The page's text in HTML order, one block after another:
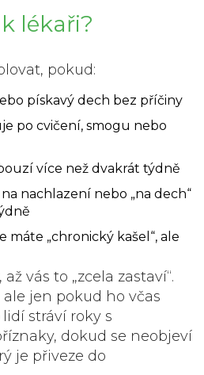
lékaři?
pokud:
pískavý dech bez příčiny
po cvičení, smogu nebo
více než dvakrát týdně
nachlazení nebo „na dech“
máte „chronický kašel“, ale
vás to „zcela zastaví“.
jen pokud ho včas
stráví roky s
dokud se neobjeví
je přiveze do